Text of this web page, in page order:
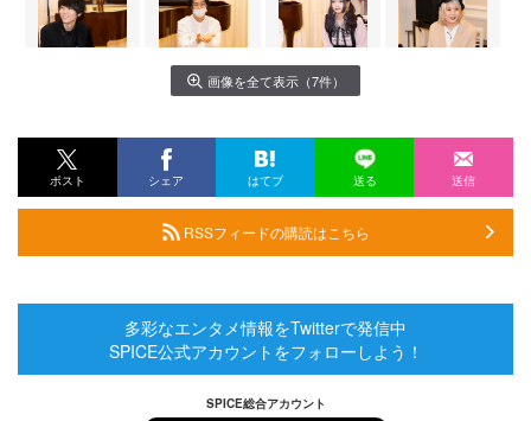
画像を全て表示（7件）
ポスト シェア はてブ 送る 送信
RSSフィードの購読はこちら
多彩なエンタメ情報をTwitterで発信中
SPICE公式アカウントをフォローしよう！
SPICE総合アカウント